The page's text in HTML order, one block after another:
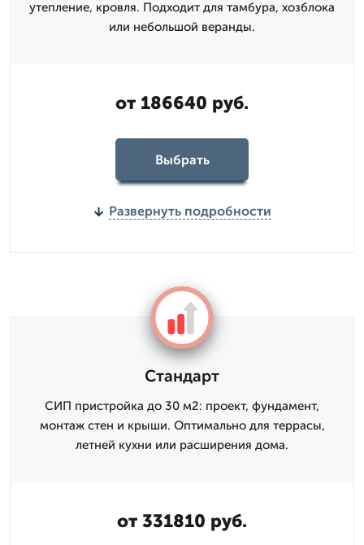
утепление, кровля. Подходит для тамбура, хозблока
или небольшой веранды.
от 186640 руб.
Выбрать
Развернуть подробности
Стандарт
СИП пристройка до 30 м2: проект, фундамент,
монтаж стен и крыши. Оптимально для террасы,
летней кухни или расширения дома.
от 331810 руб.